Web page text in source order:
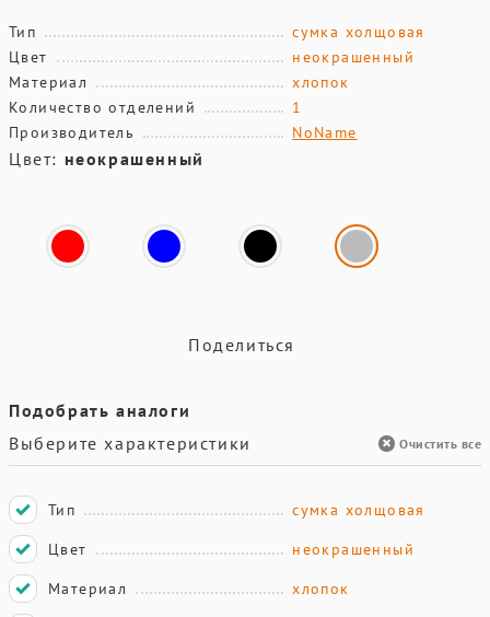
Тип
сумка холщовая
Цвет
неокрашенный
Материал
хлопок
Количество отделений
1
Производитель
NoName
Цвет: неокрашенный
Поделиться
Подобрать аналоги
Выберите характеристики
Очистить все
Тип
сумка холщовая
Цвет
неокрашенный
Материал
хлопок